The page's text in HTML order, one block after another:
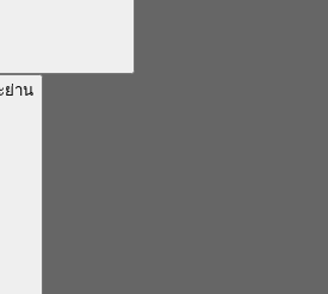
ย่าน